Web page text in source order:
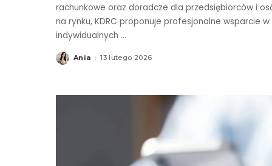
rachunkowe oraz doradcze dla przedsiębiorców i
na rynku, KDRC proponuje profesjonalne wsparcie
indywidualnych ...
Posted
by
Ania 13 lutego 2026